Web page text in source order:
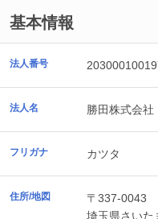
基本情報
法人番号
法人名 勝田株式会社
フリガナ カツタ
住所/地図
〒337-0043
埼玉県さいた